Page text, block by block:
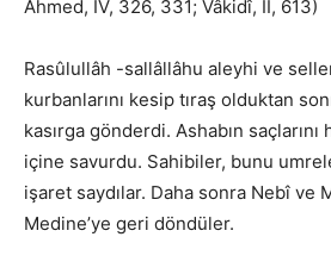
Ahmed, IV, 326, 331; Vâkidî, II, 613)
Rasûlullâh -sallâllâhu aleyhi ve
kurbanlarını kesip tıraş olduktan
kasırga gönderdi. Ashabın saçlarını
içine savurdu. Sahibiler, bunu
işaret saydılar. Daha sonra Nebî ve
Medine’ye geri döndüler.